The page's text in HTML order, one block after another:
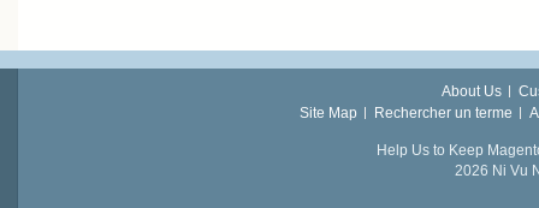
About Us
Site Map
Rechercher un terme
Help Us to Keep
2026 Ni Vu